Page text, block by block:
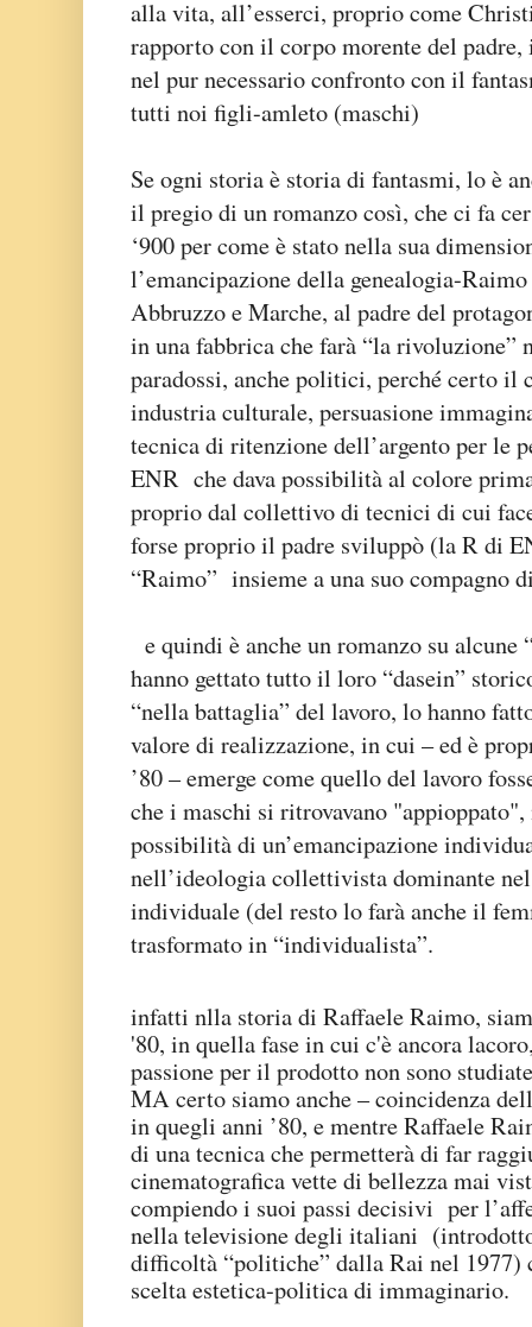
alla vita, all’esserci, proprio come
rapporto con il corpo morente del padre,
nel pur necessario confronto con il
tutti noi figli-amleto (maschi)
Se ogni storia è storia di fantasmi, lo è
il pregio di un romanzo così, che ci fa
‘900 per come è stato nella sua
l’emancipazione della genealogia-
Abbruzzo e Marche, al padre del
in una fabbrica che farà “la rivoluzione”
paradossi, anche politici, perché certo il
industria culturale, persuasione
tecnica di ritenzione dell’argento per le
ENR che dava possibilità al colore
proprio dal collettivo di tecnici di cui
forse proprio il padre sviluppò (la R di
“Raimo” insieme a una suo compagno
e quindi è anche un romanzo su alcune
hanno gettato tutto il loro “dasein”
“nella battaglia” del lavoro, lo hanno
valore di realizzazione, in cui – ed è
’80 – emerge come quello del lavoro
che i maschi si ritrovavano
possibilità di un’emancipazione
nell’ideologia collettivista dominante
individuale (del resto lo farà anche il
trasformato in “individualista”.
infatti nlla storia di Raffaele Raimo,
'80, in quella fase in cui c'è ancora
passione per il prodotto non sono
MA certo siamo anche – coincidenza
in quegli anni ’80, e mentre Raffaele
di una tecnica che permetterà di far
cinematografica vette di bellezza mai
compiendo i suoi passi decisivi per
nella televisione degli italiani (introdotto
difficoltà “politiche” dalla Rai nel 1977)
scelta estetica-politica di immaginario.